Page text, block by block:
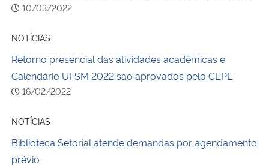
10/03/2022
NOTÍCIAS
Retorno presencial das atividades acadêmicas e
Calendário UFSM 2022 são aprovados pelo CEPE
16/02/2022
NOTÍCIAS
Biblioteca Setorial atende demandas por agendamento
prévio